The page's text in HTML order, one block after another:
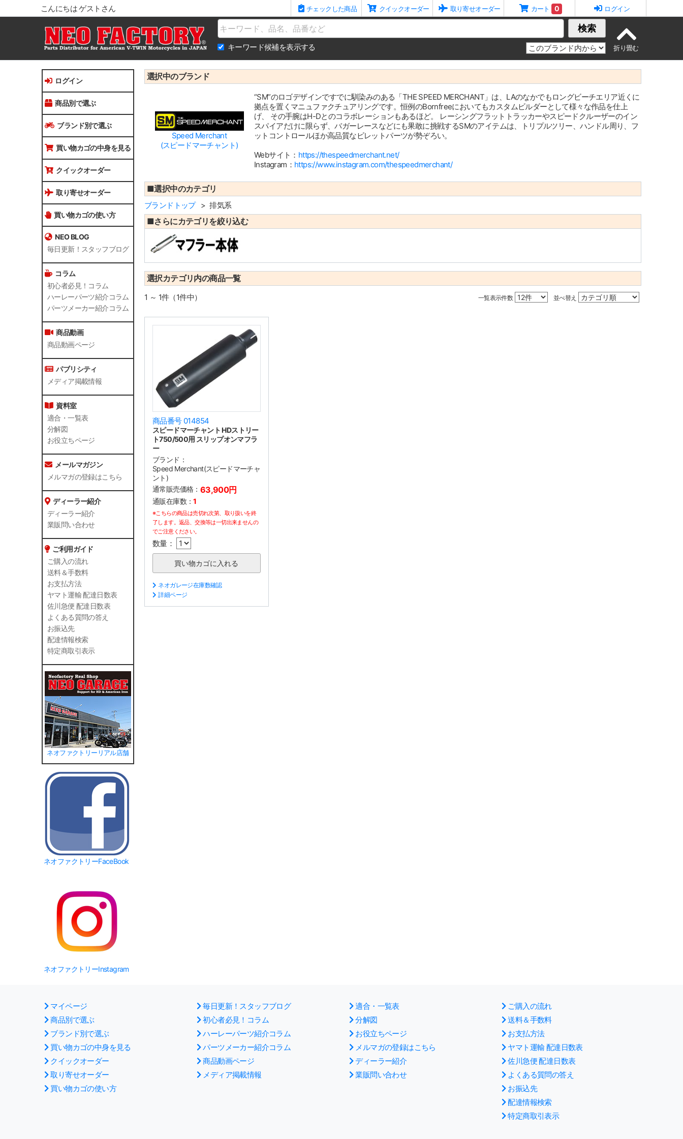
こんにちは ゲストさん チェックした商品 クイックオーダー 取り寄せオーダー カート 0 ログイン
Name 検索
キーワード候補を表示する
ログイン
商品別で選ぶ
ブランド別で選ぶ
買い物カゴの中身を見る
クイックオーダー
取り寄せオーダー
買い物カゴの使い方
NEO BLOG
毎日更新！スタッフブログ
コラム
初心者必見！コラム
ハーレーパーツ紹介コラム
パーツメーカー紹介コラム
商品動画
商品動画ページ
パブリシティ
メディア掲載情報
資料室
適合・一覧表
分解図
お役立ちページ
メールマガジン
メルマガの登録はこちら
ディーラー紹介
ディーラー紹介
業販問い合わせ
ご利用ガイド
ご購入の流れ
送料＆手数料
お支払方法
ヤマト運輸 配達日数表
佐川急便 配達日数表
よくある質問の答え
お振込先
配達情報検索
特定商取引表示
ネオファクトリーリアル店舗
ネオファクトリーFaceBook
ネオファクトリーInstagram
選択中のブランド
Speed Merchant
(スピードマーチャント)
“SM”のロゴデザインですでに馴染みのある「THE SPEED MERCHANT」は、LAのなかでもロングビーチエリア近くに
拠点を置くマニュファクチュアリングです。恒例のBornfreeにおいてもカスタムビルダーとして様々な作品を仕上
げ、 その手腕はH-Dとのコラボレーションもあるほど。 レーシングフラットトラッカーやスピードクルーザーのイン
スパイアだけに限らず、バガーレースなどにも果敢に挑戦するSMのアイテムは、トリプルツリー、ハンドル周り、フ
ットコントロールほか高品質なビレットパーツが勢ぞろい。
Webサイト： https://thespeedmerchant.net/
Instagram： https://www.instagram.com/thespeedmerchant/
■選択中のカテゴリ
ブランドトップ 排気系
■さらにカテゴリを絞り込む
選択カテゴリ内の商品一覧
一覧表示件数 並べ替え
1 ～ 1件（1件中）
商品番号 014854
スピードマーチャント HDストリー
ト750/500用 スリップオンマフラ
ー
ブランド：
Speed Merchant(スピードマーチャ
ント)
通常販売価格： 63,900円
通販在庫数：1
※こちらの商品は売切れ次第、取り扱いを終
了します。返品、交換等は一切出来ませんの
でご注意ください。
数量：
ネオガレージ在庫数確認
詳細ページ
マイページ
商品別で選ぶ
ブランド別で選ぶ
買い物カゴの中身を見る
クイックオーダー
取り寄せオーダー
買い物カゴの使い方
毎日更新！スタッフブログ
初心者必見！コラム
ハーレーパーツ紹介コラム
パーツメーカー紹介コラム
商品動画ページ
メディア掲載情報
適合・一覧表
分解図
お役立ちページ
メルマガの登録はこちら
ディーラー紹介
業販問い合わせ
ご購入の流れ
送料＆手数料
お支払方法
ヤマト運輸 配達日数表
佐川急便 配達日数表
よくある質問の答え
お振込先
配達情報検索
特定商取引表示